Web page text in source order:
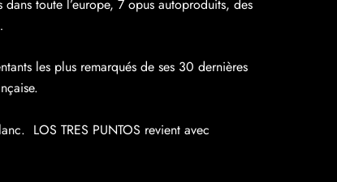
toute l’europe, 7 opus autoproduits, des
les plus remarqués de ses 30 dernières
LOS TRES PUNTOS revient avec